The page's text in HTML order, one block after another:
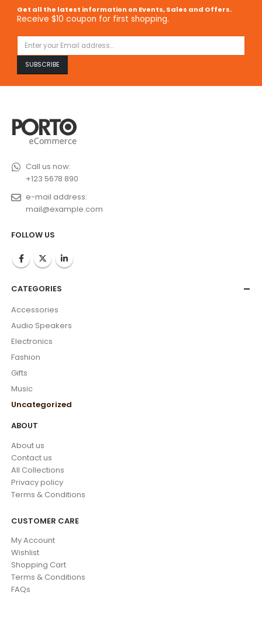
Get all the latest information on Events, Sales and Offers.
Receive $10 coupon for first shopping.
Call us now:
+123 5678 890
e-mail address:
mail@example.com
FOLLOW US
CATEGORIES
Accessories
Audio Speakers
Electronics
Fashion
Gifts
Music
Uncategorized
ABOUT
About us
Contact us
All Collections
Privacy policy
Terms & Conditions
CUSTOMER CARE
My Account
Wishlist
Shopping Cart
Terms & Conditions
FAQs